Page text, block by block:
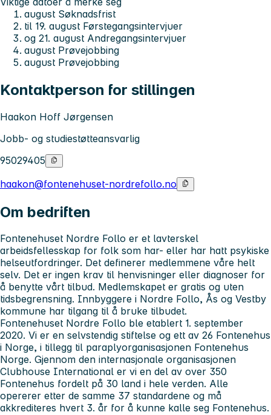
august Søknadsfrist
til 19. august Førstegangsintervjuer
og 21. august Andregangsintervjuer
august Prøvejobbing
august Prøvejobbing
Kontaktperson for stillingen
Haakon Hoff Jørgensen
Jobb- og studiestøtteansvarlig
95029405
haakon@fontenehuset-nordrefollo.no
Om bedriften
Fontenehuset Nordre Follo er et lavterskel
arbeidsfellesskap for folk som har- eller har hatt psykiske
helseutfordringer. Det definerer medlemmene våre helt
selv. Det er ingen krav til henvisninger eller diagnoser for
å benytte vårt tilbud. Medlemskapet er gratis og uten
tidsbegrensning. Innbyggere i Nordre Follo, Ås og Vestby
kommune har tilgang til å bruke tilbudet.
Fontenehuset Nordre Follo ble etablert 1. september
2020. Vi er en selvstendig stiftelse og ett av 26 Fontenehus
i Norge, i tillegg til paraplyorganisasjonen Fontenehus
Norge. Gjennom den internasjonale organisasjonen
Clubhouse International er vi en del av over 350
Fontenehus fordelt på 30 land i hele verden. Alle
opererer etter de samme 37 standardene og må
akkrediteres hvert 3. år for å kunne kalle seg Fontenehus.